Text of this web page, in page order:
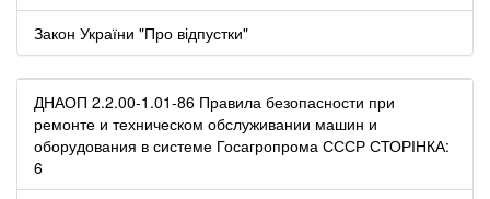
Закон України "Про відпустки"
ДНАОП 2.2.00-1.01-86 Правила безопасности при
ремонте и техническом обслуживании машин и
оборудования в системе Госагропрома СССР СТОРІНКА:
6